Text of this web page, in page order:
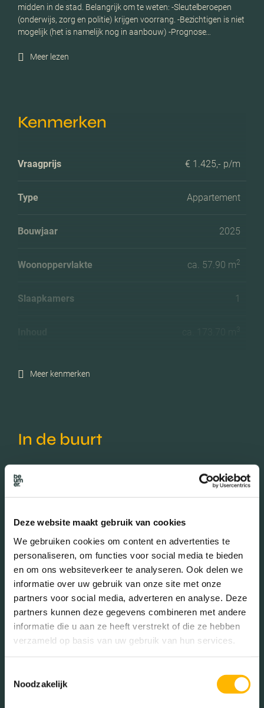
Deze website maakt gebruik van cookies
We gebruiken cookies om content en advertenties te
personaliseren, om functies voor social media te bieden
en om ons websiteverkeer te analyseren. Ook delen we
informatie over uw gebruik van onze site met onze
partners voor social media, adverteren en analyse. Deze
partners kunnen deze gegevens combineren met andere
informatie die u aan ze heeft verstrekt of die ze hebben
verzameld op basis van uw gebruik van hun services.
Noodzakelijk
midden in de stad. Belangrijk om te weten: -Sleutelberoepen
(onderwijs, zorg en politie) krijgen voorrang. -Bezichtigen is niet
mogelijk (het is namelijk nog in aanbouw) -Prognose…
Meer lezen
Kenmerken
Vraagprijs € 1.425,- p/m
Type Appartement
Bouwjaar 2025
Woonoppervlakte ca. 57.90 m2
Slaapkamers 1
Meer kenmerken
In de buurt
Bakkerij Banken
Busstations Café
Stadhuis Luchthaven
Metrostation Musea
Restaurant Scholen
Sportschool Winkels
Treinstation